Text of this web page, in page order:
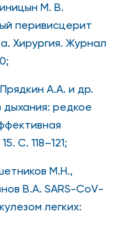
М. В.
перивисцерит
Хирургия. Журнал
А.А. и др.
редкое
С. 118–121;
М.Н.,
В.А. SARS-CoV-
легких: